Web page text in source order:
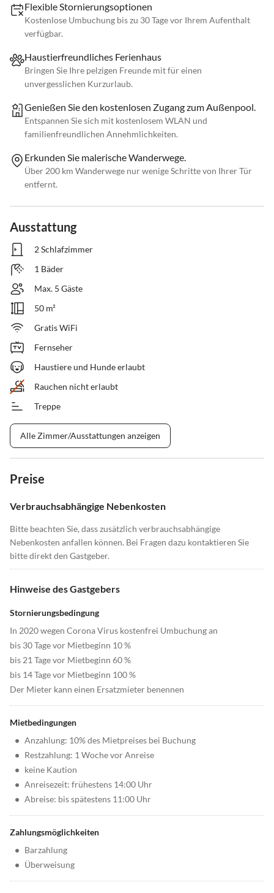
Flexible Stornierungsoptionen
Kostenlose Umbuchung bis zu 30 Tage vor Ihrem Aufenthalt
verfügbar.
Haustierfreundliches Ferienhaus
Bringen Sie Ihre pelzigen Freunde mit für einen
unvergesslichen Kurzurlaub.
Genießen Sie den kostenlosen Zugang zum Außenpool.
Entspannen Sie sich mit kostenlosem WLAN und
familienfreundlichen Annehmlichkeiten.
Erkunden Sie malerische Wanderwege.
Über 200 km Wanderwege nur wenige Schritte von Ihrer Tür
entfernt.
Ausstattung
2 Schlafzimmer
1 Bäder
Max. 5 Gäste
50 m²
Gratis WiFi
Fernseher
Haustiere und Hunde erlaubt
Rauchen nicht erlaubt
Treppe
Alle Zimmer/Ausstattungen anzeigen
Preise
Verbrauchsabhängige Nebenkosten
Bitte beachten Sie, dass zusätzlich verbrauchsabhängige
Nebenkosten anfallen können. Bei Fragen dazu kontaktieren Sie
bitte direkt den Gastgeber.
Hinweise des Gastgebers
Stornierungsbedingung
In 2020 wegen Corona Virus kostenfrei Umbuchung an
bis 30 Tage vor Mietbeginn 10 %
bis 21 Tage vor Mietbeginn 60 %
bis 14 Tage vor Mietbeginn 100 %
Der Mieter kann einen Ersatzmieter benennen
Mietbedingungen
• Anzahlung: 10% des Mietpreises bei Buchung
• Restzahlung: 1 Woche vor Anreise
• keine Kaution
• Anreisezeit: frühestens 14:00 Uhr
• Abreise: bis spätestens 11:00 Uhr
Zahlungsmöglichkeiten
• Barzahlung
• Überweisung